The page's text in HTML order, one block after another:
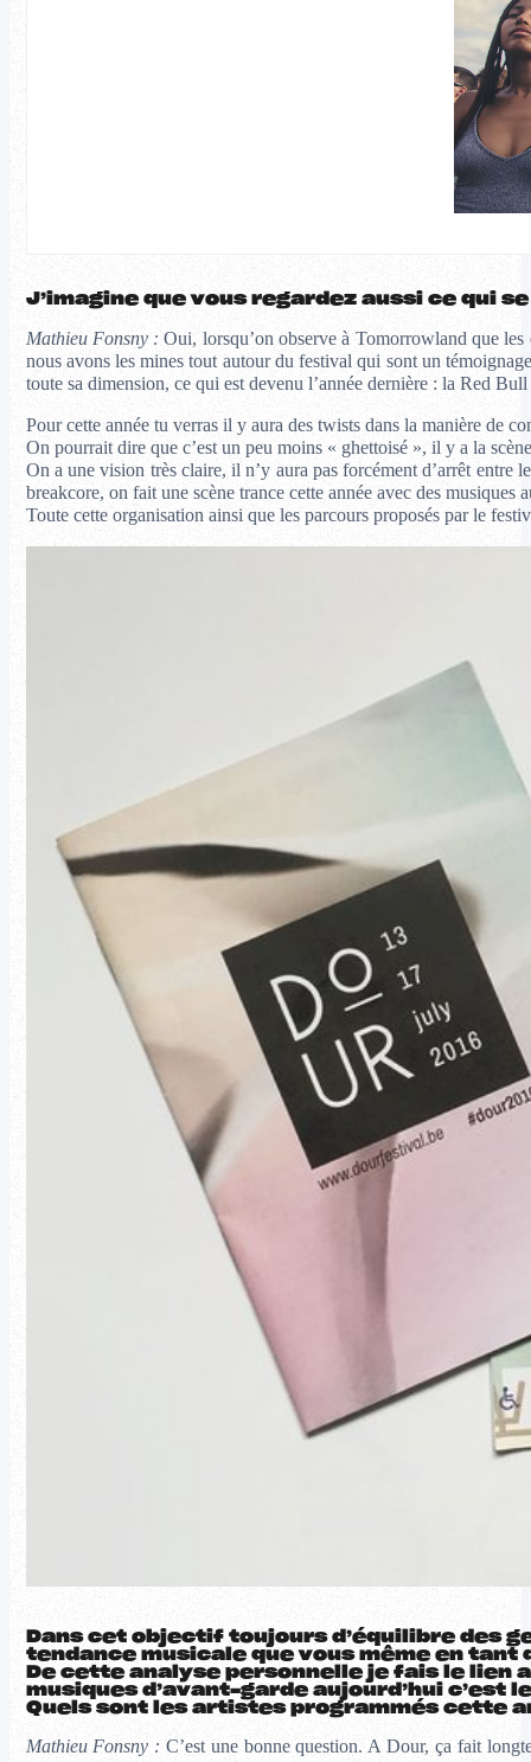
J’imagine que vous regardez aussi ce qui
Mathieu Fonsny :Oui, lorsqu’on observe à Tomorrowland que
nous avons les mines tout autour du festival qui sont un
toute sa dimension, ce qui est devenu l’année dernière : la Red
Pour cette année tu verras il y aura des twists dans la manière de
On pourrait dire que c’est un peu moins « ghettoisé », il y a la
On a une vision très claire, il n’y aura pas forcément d’arrêt entre
breakcore, on fait une scène trance cette année avec des
Toute cette organisation ainsi que les parcours proposés par le
Dans cet objectif toujours d’équilibre des
tendance musicale que vous même en
De cette analyse personnelle je fais le
musiques d’avant-garde aujourd’hui c’est
Quels sont les artistes programmés cette
Mathieu Fonsny : C’est une bonne question. A Dour, ça fait